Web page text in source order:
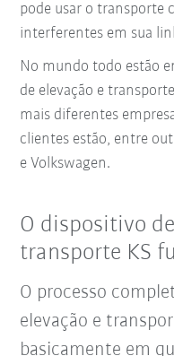
pode usar o
interferentes em sua
No mundo todo estão
de elevação e
mais diferentes
clientes estão, entre
e Volkswagen.
O dispositivo
transporte KS
O processo
elevação e
basicamente em